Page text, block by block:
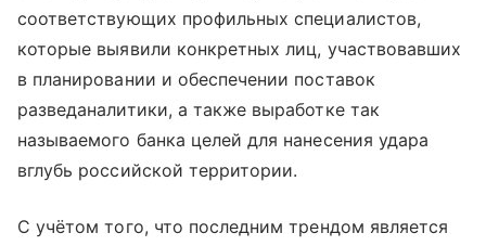
соответствующих профильных специалистов,
которые выявили конкретных лиц, участвовавших
в планировании и обеспечении поставок
разведаналитики, а также выработке так
называемого банка целей для нанесения удара
вглубь российской территории.
С учётом того, что последним трендом является